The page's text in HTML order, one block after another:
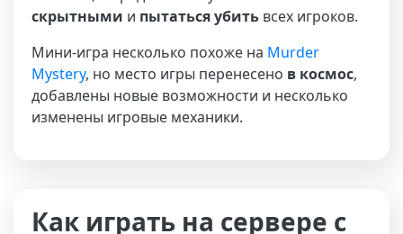
скрытными и пытаться убить всех игроков.
Мини-игра несколько похоже на Murder
Mystery, но место игры перенесено в космос,
добавлены новые возможности и несколько
изменены игровые механики.
Как играть на сервере с